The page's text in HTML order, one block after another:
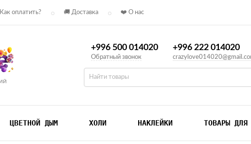
оплатить? 🚚 Доставка ❤️ О нас
+996 500 014020
Обратный звонок
+996 222 014020
ЦВЕТНОЙ ДЫМ ХОЛИ НАКЛЕЙКИ ТОВАРЫ ДЛЯ